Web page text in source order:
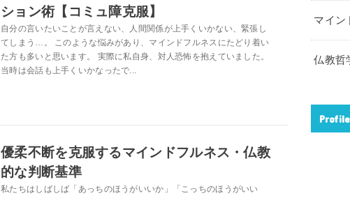
ション術【コミュ障克服】
自分の言いたいことが言えない、人間関係が上手くいかない、緊張し
てしまう…。 このような悩みがあり、マインドフルネスにたどり着い
た方も多いと思います。 実際に私自身、対人恐怖を抱えていました。
当時は会話も上手くいかなったで...
優柔不断を克服するマインドフルネス・仏教
的な判断基準
私たちはしばしば「あっちのほうがいいか」「こっちのほうがいい
マイン
仏教哲
Profile